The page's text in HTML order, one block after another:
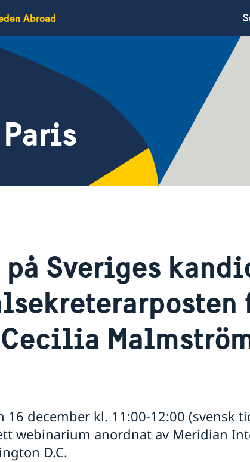
Abroad
på Sveriges
Cecilia
16 december kl. 11:00-12:00 (svensk
webinarium anordnat av Meridian
D.C.